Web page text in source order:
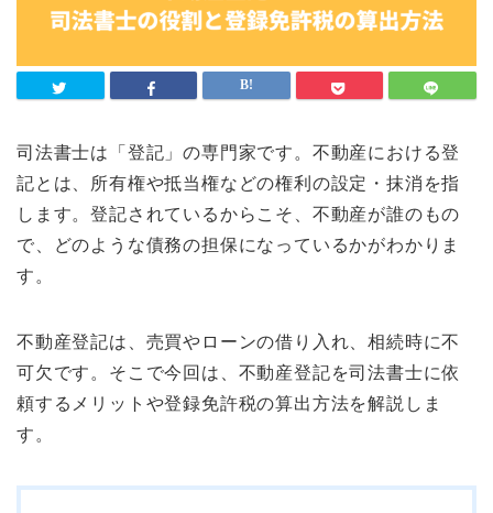
司法書士は「登記」の専門家です。不動産における登
記とは、所有権や抵当権などの権利の設定・抹消を指
します。登記されているからこそ、不動産が誰のもの
で、どのような債務の担保になっているかがわかりま
す。
不動産登記は、売買やローンの借り入れ、相続時に不
可欠です。そこで今回は、不動産登記を司法書士に依
頼するメリットや登録免許税の算出方法を解説しま
す。